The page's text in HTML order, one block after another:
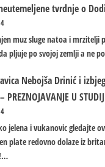
tvrdnje o
muz sluge natoa i mrzitelji
pljuje po svojoj zemlji a ne
Nebojša Drinić i
U
jelena i vukanovic gledajte
plate redovno dolaze iz